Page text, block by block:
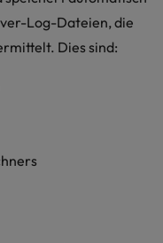
Log-Dateien, die
Dies sind: